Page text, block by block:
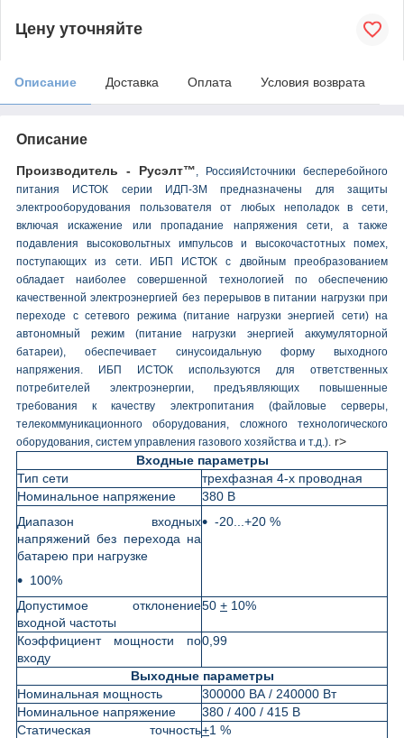
Цену уточняйте
Описание Доставка Оплата Условия возврата
Описание
Производитель - Русэлт™
РоссияИсточники бесперебойного
питания ИСТОК серии ИДП-3М предназначены для защиты
электрооборудования пользователя от любых неполадок в сети,
включая искажение или пропадание напряжения сети, а также
подавления высоковольтных импульсов и высокочастотных помех,
поступающих из сети. ИБП ИСТОК с двойным преобразованием
обладает наиболее совершенной технологией по обеспечению
качественной электроэнергией без перерывов в питании нагрузки при
переходе с сетевого режима (питание нагрузки энергией сети) на
автономный режим (питание нагрузки энергией аккумуляторной
батареи), обеспечивает синусоидальную форму выходного
напряжения. ИБП ИСТОК используются для ответственных
потребителей электроэнергии, предъявляющих повышенные
требования к качеству электропитания (файловые серверы,
телекоммуникационного оборудования, сложного технологического
оборудования, систем управления газового хозяйства и т.д.). r>
Входные параметры
Тип сети
трехфазная 4-х проводная
Номинальное напряжение
380 В
Диапазон входных
напряжений без перехода на
батарею при нагрузке
100%
-20...+20 %
Допустимое отклонение
входной частоты
50 + 10%
Коэффициент мощности по
входу
0,99
Выходные параметры
Номинальная мощность
300000 ВА / 240000 Вт
Номинальное напряжение
380 / 400 / 415 В
Статическая точность+1 %